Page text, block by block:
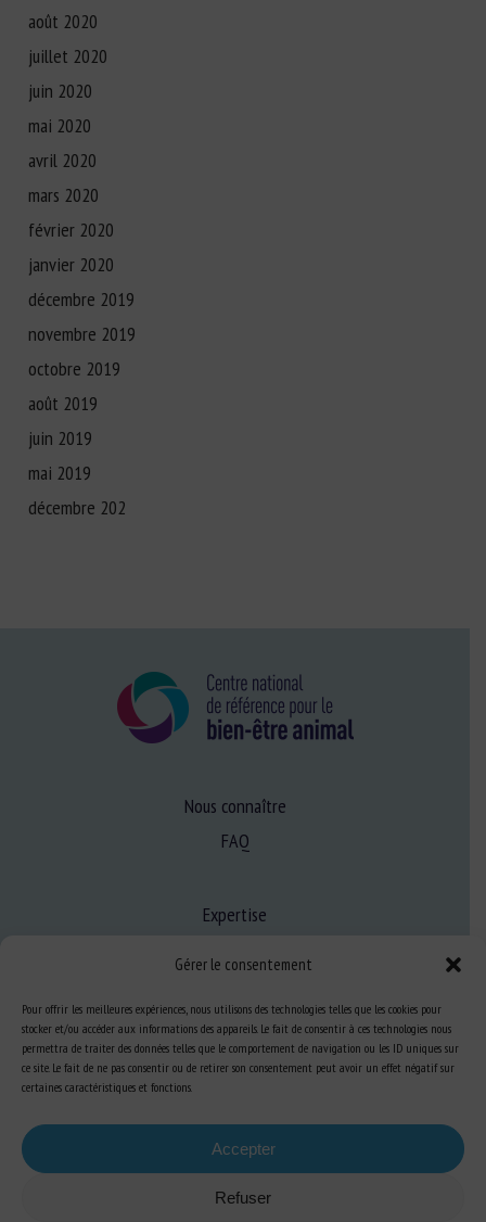
Gérer le consentement
Pour offrir les meilleures expériences, nous utilisons des technologies telles que les cookies pour
stocker et/ou accéder aux informations des appareils. Le fait de consentir à ces technologies nous
permettra de traiter des données telles que le comportement de navigation ou les ID uniques sur
ce site. Le fait de ne pas consentir ou de retirer son consentement peut avoir un effet négatif sur
certaines caractéristiques et fonctions.
Accepter
Refuser
août 2020
juillet 2020
juin 2020
mai 2020
avril 2020
mars 2020
février 2020
janvier 2020
décembre 2019
novembre 2019
octobre 2019
août 2019
juin 2019
mai 2019
décembre 202
Nous connaître
FAQ
Expertise
Ressources